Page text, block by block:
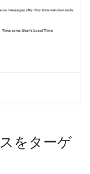
をターゲ